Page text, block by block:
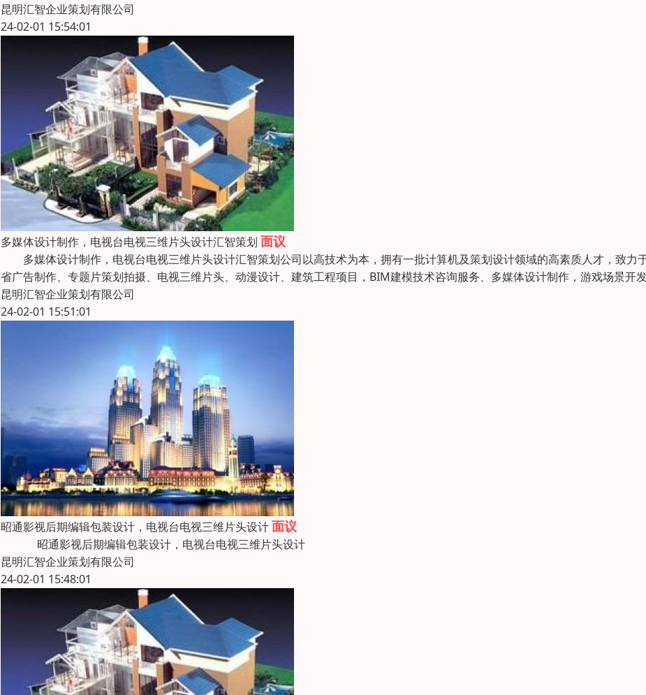
昆明汇智企业策划有限公司
24-02-01 15:54:01
多媒体设计制作，电视台电视三维片头设计汇智策划 面议
多媒体设计制作，电视台电视三维片头设计汇智策划公司以高技术为本，拥有一批计算机及策划设计领域的高素质人才，致力
省广告制作、专题片策划拍摄、电视三维片头、动漫设计、建筑工程项目，BIM建模技术咨询服务、多媒体设计制作，游戏场景开
昆明汇智企业策划有限公司
24-02-01 15:51:01
昭通影视后期编辑包装设计，电视台电视三维片头设计面议
昭通影视后期编辑包装设计，电视台电视三维片头设计
昆明汇智企业策划有限公司
24-02-01 15:48:01